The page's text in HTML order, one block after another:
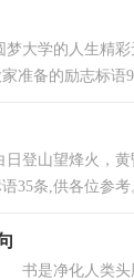
学的人生精彩
准备的励志标语
山望烽火，黄
35条,供各位参
书是净化人类头